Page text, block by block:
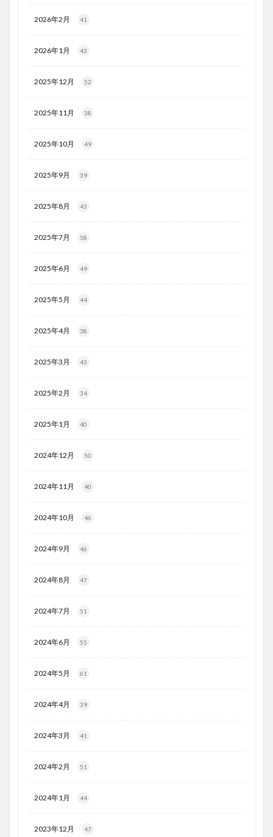
2026年2月 41
2026年1月 43
2025年12月 52
2025年11月 38
2025年10月 49
2025年9月 39
2025年8月 43
2025年7月 58
2025年6月 49
2025年5月 44
2025年4月 38
2025年3月 43
2025年2月 34
2025年1月 40
2024年12月 50
2024年11月 40
2024年10月 46
2024年9月 46
2024年8月 47
2024年7月 51
2024年6月 55
2024年5月 61
2024年4月 39
2024年3月 41
2024年2月 51
2024年1月 44
2023年12月 47